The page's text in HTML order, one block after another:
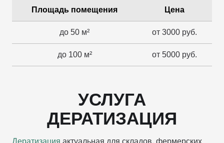
Площадь помещения Цена
до 50 м² от 3000 руб.
до 100 м² от 5000 руб.
УСЛУГА
ДЕРАТИЗАЦИЯ